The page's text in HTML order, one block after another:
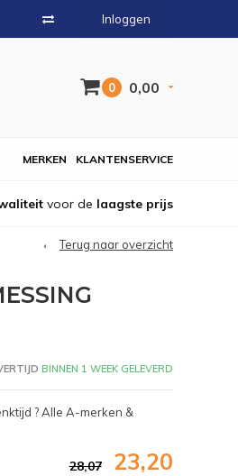
Inloggen
0 0,00
KLANTENSERVICE
MERKEN
voor de laagste prijs
Terug naar overzicht
BINNEN 1 WEEK GELEVERD
? Alle A-merken &
28,07 23,20